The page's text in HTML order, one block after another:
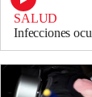
SALUD
Infecciones